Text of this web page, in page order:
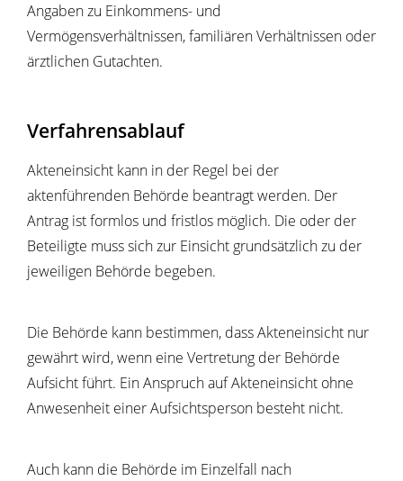
Angaben zu Einkommens- und
Vermögensverhältnissen, familiären Verhältnissen oder
ärztlichen Gutachten.
Verfahrensablauf
Akteneinsicht kann in der Regel bei der
aktenführenden Behörde beantragt werden. Der
Antrag ist formlos und fristlos möglich. Die oder der
Beteiligte muss sich zur Einsicht grundsätzlich zu der
jeweiligen Behörde begeben.
Die Behörde kann bestimmen, dass Akteneinsicht nur
gewährt wird, wenn eine Vertretung der Behörde
Aufsicht führt. Ein Anspruch auf Akteneinsicht ohne
Anwesenheit einer Aufsichtsperson besteht nicht.
Auch kann die Behörde im Einzelfall nach